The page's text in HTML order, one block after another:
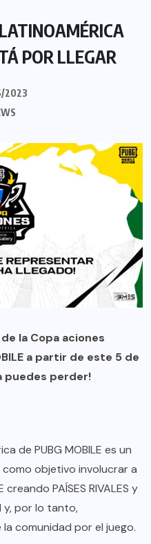
POR LLEGAR
2023
la Copa aciones
a partir de este 5 de
puedes perder!
de PUBG MOBILE es un
objetivo involucrar a
PAÍSES RIVALES y
y, por lo tanto,
comunidad por el juego.